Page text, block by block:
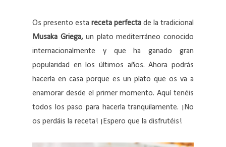
Os presento esta receta perfecta de la tradicional
Musaka Griega,un plato mediterráneo conocido
internacionalmente y que ha ganado gran
popularidad en los últimos años. Ahora podrás
hacerla en casa porque es un plato que os va a
enamorar desde el primer momento. Aquí tenéis
todos los paso para hacerla tranquilamente. ¡No
os perdáis la receta! ¡Espero que la disfrutéis!